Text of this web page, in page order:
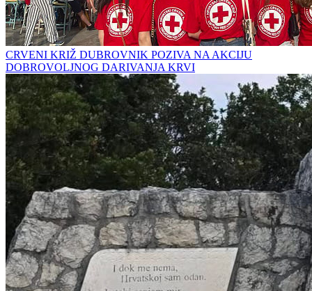
CRVENI KRIŽ DUBROVNIK POZIVA NA AKCIJU
DOBROVOLJNOG DARIVANJA KRVI